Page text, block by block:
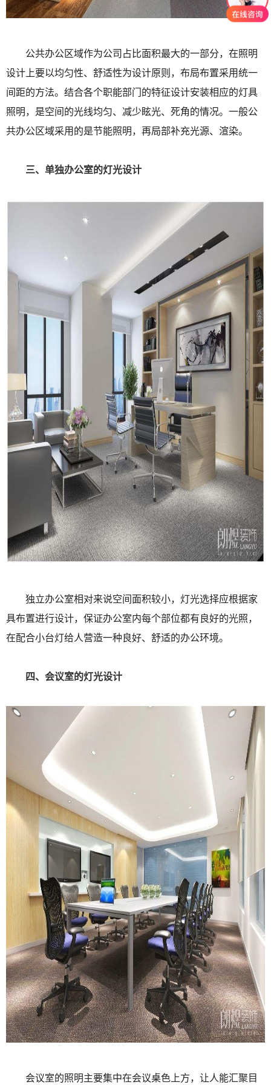
公共办公区域作为公司占比面积最大的一部分，在照明
设计上要以均匀性、舒适性为设计原则，布局布置采用统一
间距的方法。结合各个职能部门的特征设计安装相应的灯具
照明，是空间的光线均匀、减少眩光、死角的情况。一般公
共办公区域采用的是节能照明，再局部补充光源、渲染。
三、单独办公室的灯光设计
独立办公室相对来说空间面积较小，灯光选择应根据家
具布置进行设计，保证办公室内每个部位都有良好的光照，
在配合小台灯给人营造一种良好、舒适的办公环境。
四、会议室的灯光设计
会议室的照明主要集中在会议桌色上方，让人能汇聚目